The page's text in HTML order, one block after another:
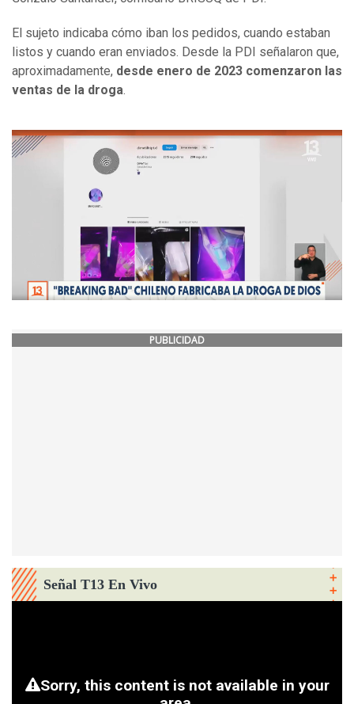
El sujeto indicaba cómo iban los pedidos, cuando estaban
listos y cuando eran enviados. Desde la PDI señalaron que,
aproximadamente, desde enero de 2023 comenzaron las
ventas de la droga.
PUBLICIDAD
Señal T13 En Vivo